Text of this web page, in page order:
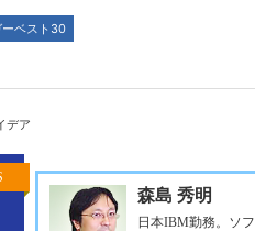
ーベスト30
デア
森島 秀明
日本IBM勤務。ソ